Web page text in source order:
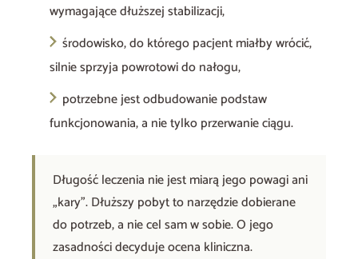
wymagające dłuższej stabilizacji,
środowisko, do którego pacjent miałby wrócić,
silnie sprzyja powrotowi do nałogu,
potrzebne jest odbudowanie podstaw
funkcjonowania, a nie tylko przerwanie ciągu.
Długość leczenia nie jest miarą jego powagi ani
„kary”. Dłuższy pobyt to narzędzie dobierane
do potrzeb, a nie cel sam w sobie. O jego
zasadności decyduje ocena kliniczna.